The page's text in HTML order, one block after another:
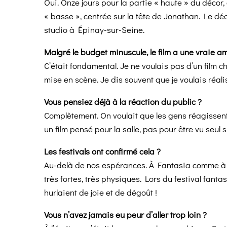
Oui. Onze jours pour la partie « haute » du
« basse », centrée sur la tête de Jonathan. Le
studio à Épinay-sur-Seine.
Malgré le budget minuscule, le film a une vraie
C’était fondamental. Je ne voulais pas d’un film
mise en scène. Je dis souvent que je voulais
Vous pensiez déjà à la réaction du public ?
Complètement. On voulait que les gens
un film pensé pour la salle, pas pour être vu seul
Les festivals ont confirmé cela ?
Au-delà de nos espérances. À Fantasia comme
très fortes, très physiques. Lors du festival
hurlaient de joie et de dégoût !
Vous n’avez jamais eu peur d’aller trop loin ?